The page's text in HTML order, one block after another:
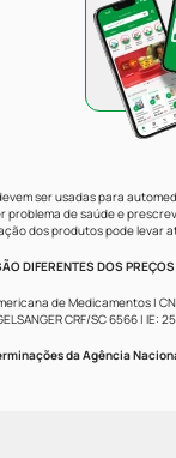
ser usadas para
problema de saúde e
dos produtos pode levar
DIFERENTES DOS
de Medicamentos |
CRF/SC 6566 | IE:
da Agência